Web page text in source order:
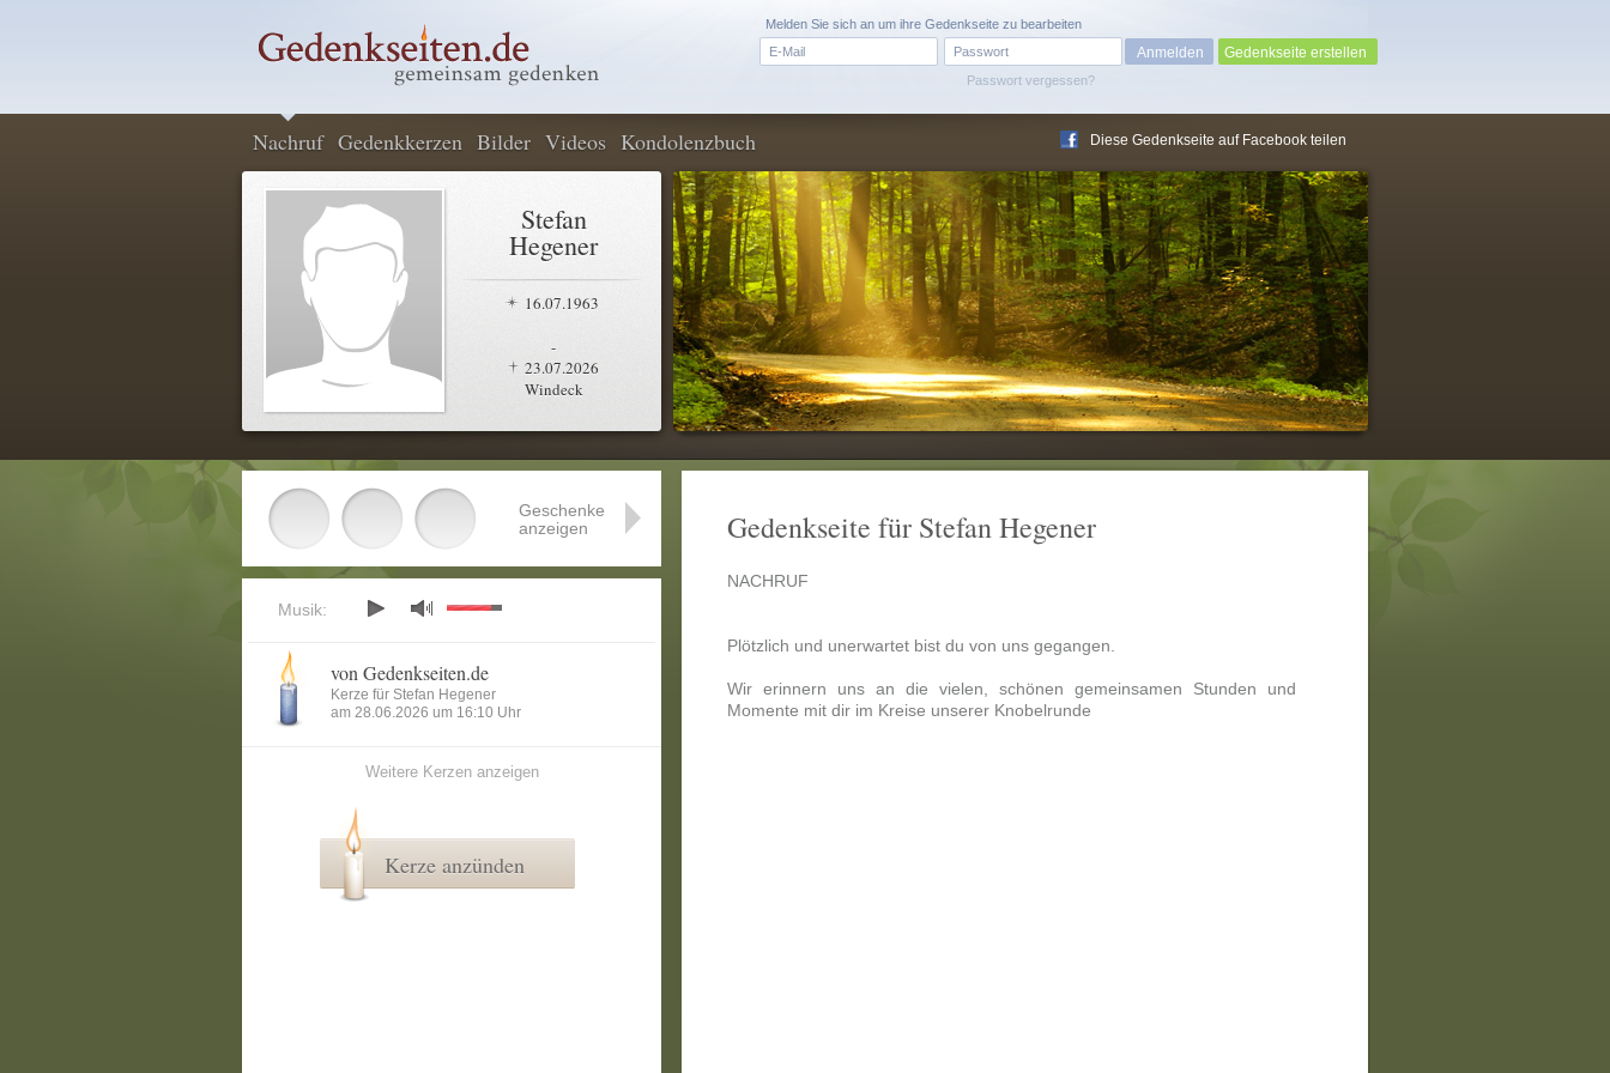
Passwort vergessen?
Melden Sie sich an um ihre Gedenkseite zu bearbeiten
Gedenkseite erstellen
Nachruf Gedenkkerzen Bilder Videos Kondolenzbuch Diese Gedenkseite auf Facebook teilen
Stefan
Hegener
16.07.1963
-
23.07.2026
Windeck
Gedenkseite für Stefan Hegener
NACHRUF
Plötzlich und unerwartet bist du von uns gegangen.
Wir erinnern uns an die vielen, schönen gemeinsamen Stunden und
Momente mit dir im Kreise unserer Knobelrunde
Geschenke
anzeigen
Musik:
von Gedenkseiten.de
Kerze für Stefan Hegener
am 28.06.2026 um 16:10 Uhr
Weitere Kerzen anzeigen
Kerze anzünden